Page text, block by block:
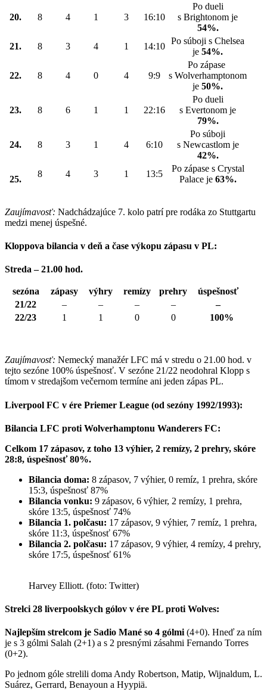
20. 8 4 1 3 16:10
Po dueli
s Brightonom je
54%.
21.
8 3 4 1 14:10
Po súboji s Chelsea
je 54%.
22. 8 4 0 4 9:9
Po zápase
s Wolverhamptonom
je 50%.
23. 8 6 1 1 22:16
Po dueli
s Evertonom je
79%.
24. 8 3 1 4 6:10
Po súboji
s Newcastlom je
42%.
25.
8 4 3 1 13:5
Po zápase s Crystal
Palace je 63%.
Zaujímavosť: Nadchádzajúce 7. kolo patrí pre rodáka zo Stuttgartu
medzi menej úspešné.
Kloppova bilancia v deň a čase výkopu zápasu v PL:
Streda – 21.00 hod.
sezóna zápasy výhry remízy prehry
úspešnosť
21/22
– – – –
–
22/23
1 1 0 0 100%
Zaujímavosť: Nemecký manažér LFC má v stredu o 21.00 hod. v
tejto sezóne 100% úspešnosť. V sezóne 21/22 neodohral Klopp s
tímom v stredajšom večernom termíne ani jeden zápas PL.
Liverpool FC v ére Priemer League (od sezóny 1992/1993):
Bilancia LFC proti Wolverhamptonu Wanderers FC:
Celkom 17 zápasov, z toho 13 výhier, 2 remízy, 2 prehry, skóre
28:8, úspešnosť 80%.
Bilancia doma: 8 zápasov, 7 výhier, 0 remíz, 1 prehra, skóre
15:3, úspešnosť 87%
Bilancia vonku: 9 zápasov, 6 výhier, 2 remízy, 1 prehra,
skóre 13:5, úspešnosť 74%
Bilancia 1. polčasu: 17 zápasov, 9 výhier, 7 remíz, 1 prehra,
skóre 11:3, úspešnosť 67%
Bilancia 2. polčasu: 17 zápasov, 9 výhier, 4 remízy, 4 prehry,
skóre 17:5, úspešnosť 61%
Harvey Elliott. (foto: Twitter)
Strelci 28 liverpoolskych gólov v ére PL proti Wolves:
Najlepším strelcom je Sadio Mané so 4 gólmi (4+0). Hneď za ním
je s 3 gólmi Salah (2+1) a s 2 presnými zásahmi Fernando Torres
(0+2).
Po jednom góle strelili doma Andy Robertson, Matip, Wijnaldum, L.
Suárez, Gerrard, Benayoun a Hyypiä.